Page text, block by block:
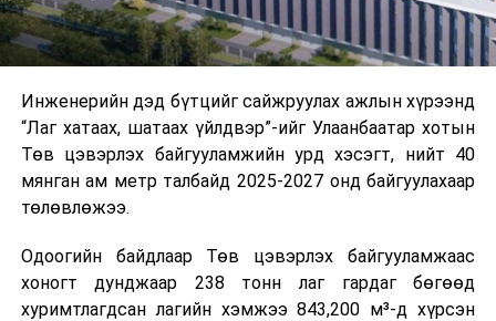
Инженерийн дэд бүтцийг сайжруулах ажлын хүрээнд
“Лаг хатаах, шатаах үйлдвэр”-ийг Улаанбаатар хотын
Төв цэвэрлэх байгууламжийн урд хэсэгт, нийт 40
мянган ам метр талбайд 2025-2027 онд байгуулахаар
төлөвлөжээ.
Одоогийн байдлаар Төв цэвэрлэх байгууламжаас
хоногт дунджаар 238 тонн лаг гардаг бөгөөд
хуримтлагдсан лагийн хэмжээ 843,200 м³-д хүрсэн